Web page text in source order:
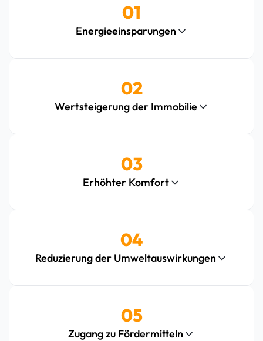
01
Energieeinsparungen
02
Wertsteigerung der Immobilie
03
Erhöhter Komfort
04
Reduzierung der Umweltauswirkungen
05
Zugang zu Fördermitteln